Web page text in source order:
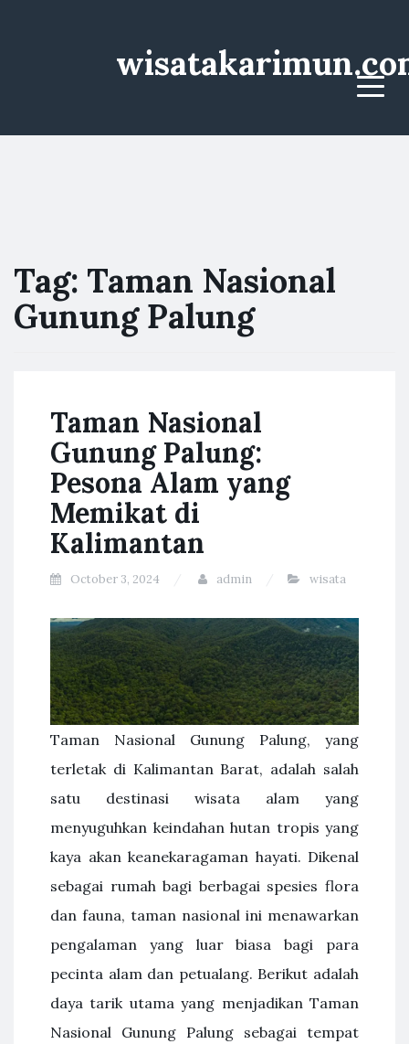
Menu
Tag: Taman Nasional
Gunung Palung
Taman Nasional
Gunung Palung:
Pesona Alam yang
Memikat di
Kalimantan
October 3, 2024 admin wisata
Taman Nasional Gunung Palung, yang
terletak di Kalimantan Barat, adalah salah
satu destinasi wisata alam yang
menyuguhkan keindahan hutan tropis yang
kaya akan keanekaragaman hayati. Dikenal
sebagai rumah bagi berbagai spesies flora
dan fauna, taman nasional ini menawarkan
pengalaman yang luar biasa bagi para
pecinta alam dan petualang. Berikut adalah
daya tarik utama yang menjadikan Taman
Nasional Gunung Palung sebagai tempat